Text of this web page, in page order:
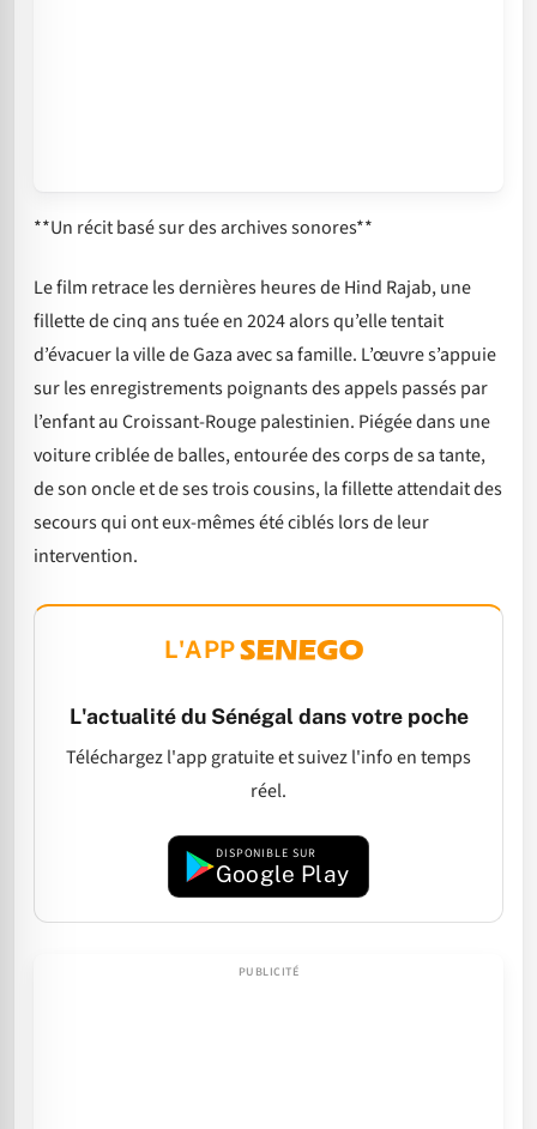
**Un récit basé sur des archives sonores**
Le film retrace les dernières heures de Hind Rajab, une
fillette de cinq ans tuée en 2024 alors qu’elle tentait
d’évacuer la ville de Gaza avec sa famille. L’œuvre s’appuie
sur les enregistrements poignants des appels passés par
l’enfant au Croissant-Rouge palestinien. Piégée dans une
voiture criblée de balles, entourée des corps de sa tante,
de son oncle et de ses trois cousins, la fillette attendait des
secours qui ont eux-mêmes été ciblés lors de leur
intervention.
L'APP
L'actualité du Sénégal dans votre poche
Téléchargez l'app gratuite et suivez l'info en temps
réel.
DISPONIBLE SUR
Google Play